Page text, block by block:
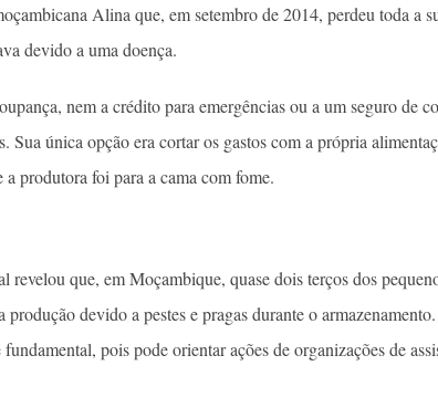
Alina que, em setembro de 2014, perdeu toda a
devido a uma doença.
nem a crédito para emergências ou a um seguro de
Sua única opção era cortar os gastos com a própria
a produtora foi para a cama com fome.
revelou que, em Moçambique, quase dois terços dos
produção devido a pestes e pragas durante o
pois pode orientar ações de organizações de